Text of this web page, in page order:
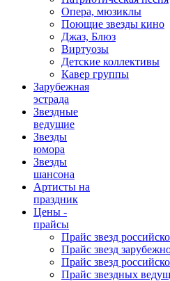
Опера, мюзиклы
Поющие звезды кино
Джаз, Блюз
Виртуозы
Детские коллективы
Кавер группы
Зарубежная
эстрада
Звездные
ведущие
Звезды
юмора
Звезды
шансона
Артисты на
праздник
Цены -
прайсы
Прайс звезд
Прайс звезд
Прайс звезд
Прайс звездных